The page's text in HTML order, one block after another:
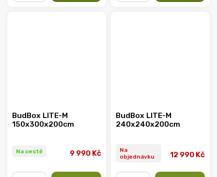
BudBox LITE-M
150x300x200cm
Na cestě 9 990 Kč
BudBox LITE-M
240x240x200cm
Na
objednávku
12 990 Kč